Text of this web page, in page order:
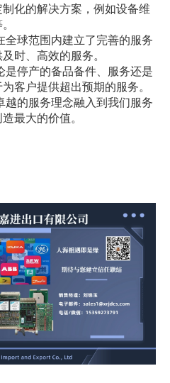
化的解决方案，例如设备维
全球范围内建立了完善的服务
时、高效的服务。
是停产的备品备件、服务还是
客户提供超出预期的服务。
越的服务理念融入到我们服务
最大的价值。